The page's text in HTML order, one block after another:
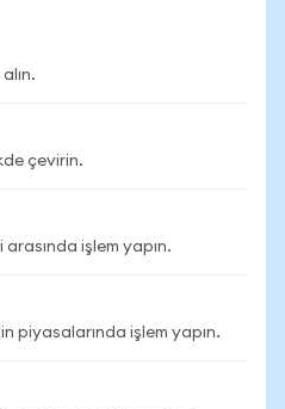
çevirin.
işlem yapın.
piyasalarında işlem yapın.